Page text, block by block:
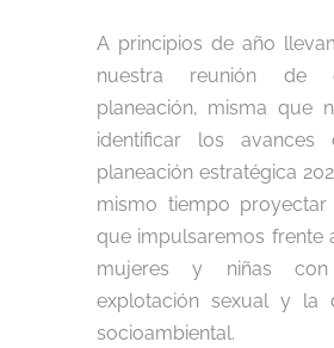
A principios de año
nuestra reunión de
planeación, misma que
identificar los avances
planeación estratégica
mismo tiempo
que impulsaremos frente
mujeres y niñas
explotación sexual y la
socioambiental.